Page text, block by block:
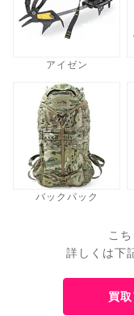
アイゼン
バックパック
こ
詳しくは下
買